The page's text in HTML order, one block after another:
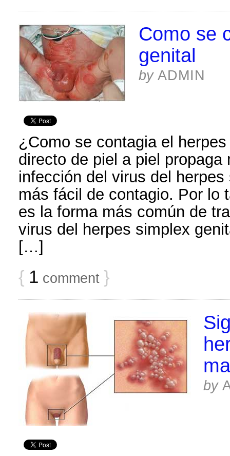
Como se
genital
by ADMIN
¿Como se contagia el
directo de piel a piel propaga
infección del virus del
más fácil de contagio. Por lo
es la forma más común de
virus del herpes simplex
[…]
{ 1 comment }
by